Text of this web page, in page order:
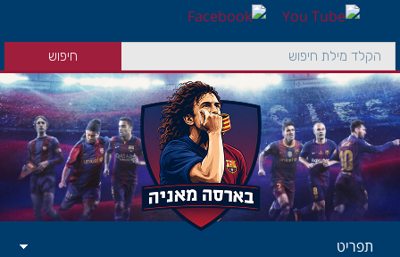
תפריט